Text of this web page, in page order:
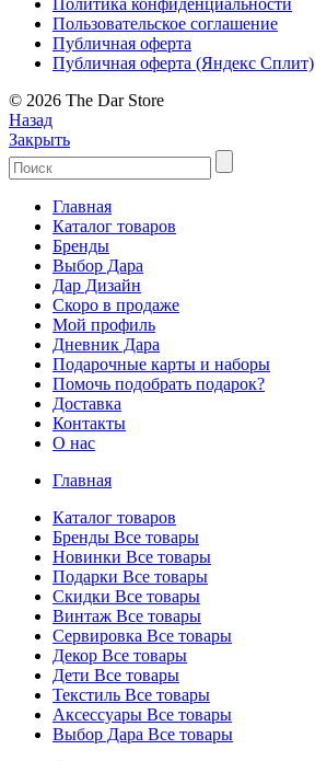
Политика конфиденциальности
Пользовательское соглашение
Публичная оферта
Публичная оферта (Яндекс Сплит)
© 2026 The Dar Store
Назад
Закрыть
Главная
Каталог товаров
Бренды
Выбор Дара
Дар Дизайн
Скоро в продаже
Мой профиль
Дневник Дара
Подарочные карты и наборы
Помочь подобрать подарок?
Доставка
Контакты
О нас
Главная
Каталог товаров
Бренды Все товары
Новинки Все товары
Подарки Все товары
Скидки Все товары
Винтаж Все товары
Сервировка Все товары
Декор Все товары
Дети Все товары
Текстиль Все товары
Аксессуары Все товары
Выбор Дара Все товары